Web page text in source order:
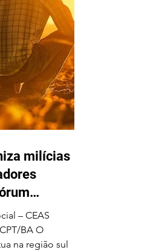
milícias
junho
– CEAS
BA O
na região sul